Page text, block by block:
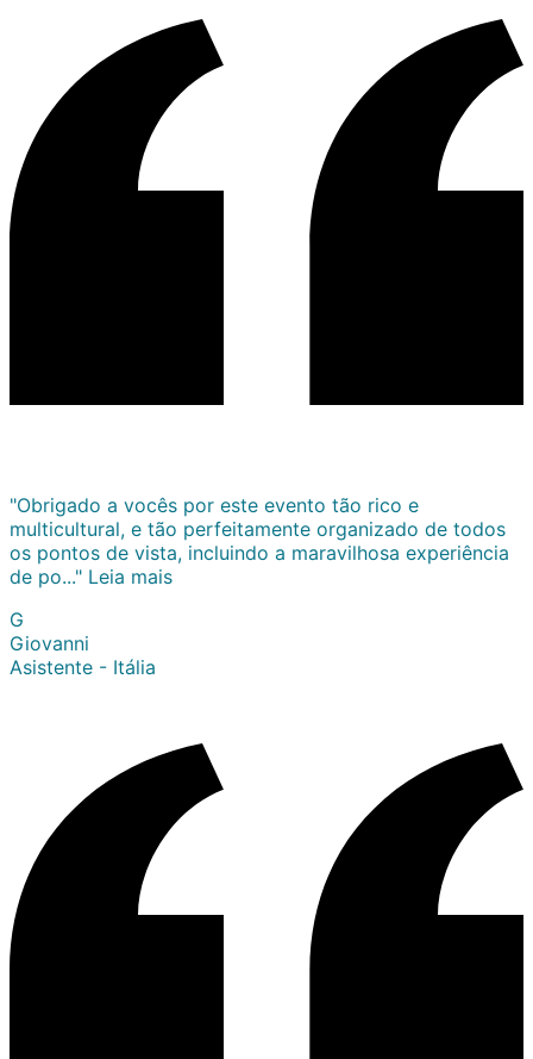
"Obrigado a vocês por este evento tão rico e
multicultural, e tão perfeitamente organizado de todos
os pontos de vista, incluindo a maravilhosa experiência
de po..." Leia mais
G
Giovanni
Asistente - Itália